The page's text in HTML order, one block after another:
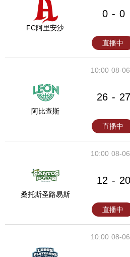
FC阿里安沙
0 - 0
直播中
08-06
10:00
阿比查斯
26 - 27
直播中
08-06
10:00
桑托斯圣路易斯
12 - 20
直播中
08-06
10:00